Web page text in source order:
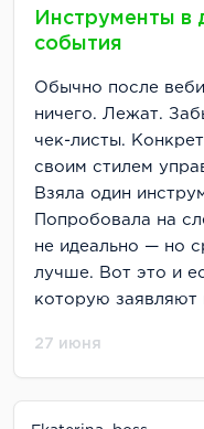
Инструменты в
события
Обычно после
ничего. Лежат.
чек-листы.
своим стилем
Взяла один
Попробовала на
не идеально — но
лучше. Вот это и
которую заявляют
27 июня